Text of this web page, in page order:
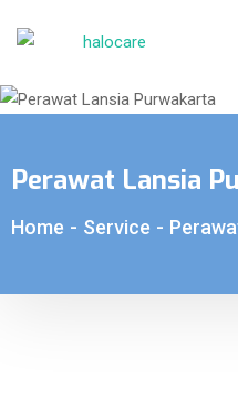
Perawat Lansia
Home - Service -